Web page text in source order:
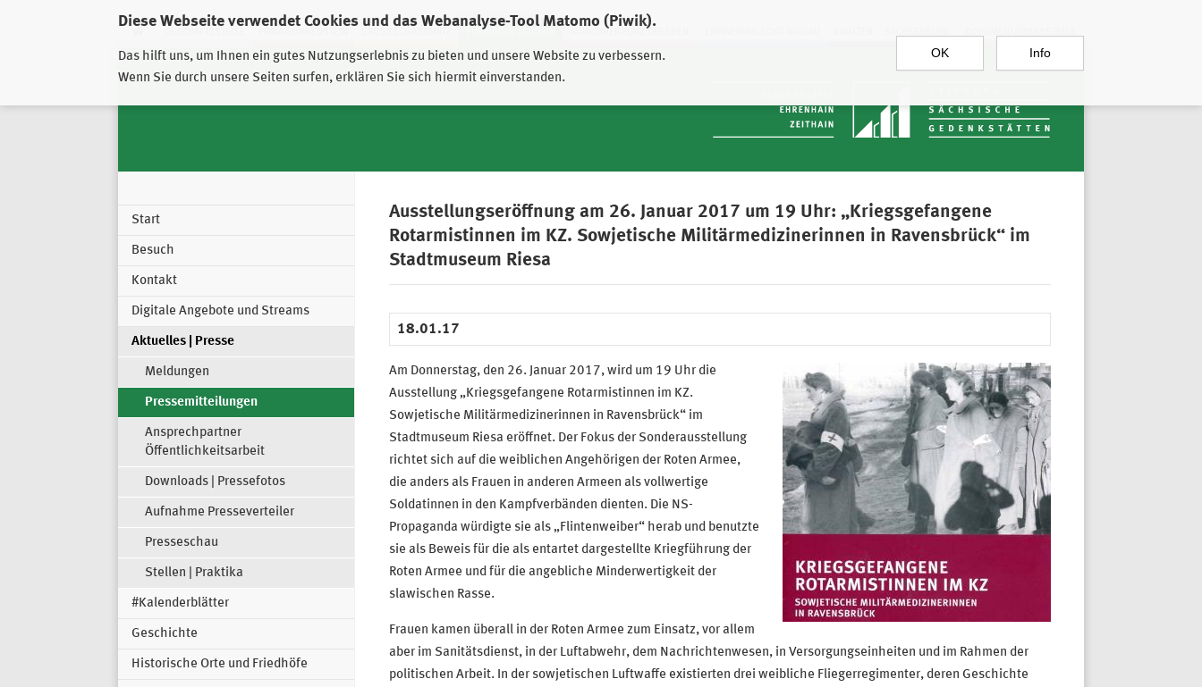
Diese Webseite verwendet Cookies und das Webanalyse-Tool Matomo (Piwik).
Das hilft uns, um Ihnen ein gutes Nutzungserlebnis zu bieten und unsere Website zu verbessern.
Wenn Sie durch unsere Seiten surfen, erklären Sie sich hiermit einverstanden.
OK Info
EHRENHAIN ZEITHAIN MÜNCHNER PLATZ DRESDEN
Start
Besuch
Kontakt
Digitale Angebote und Streams
Aktuelles | Presse
Meldungen
Pressemitteilungen
Ansprechpartner
Öffentlichkeitsarbeit
Downloads | Pressefotos
Aufnahme Presseverteiler
Presseschau
Stellen | Praktika
#Kalenderblätter
Geschichte
Historische Orte und Friedhöfe
Ausstellungseröffnung am 26. Januar 2017 um 19 Uhr: „Kriegsgefangene
Rotarmistinnen im KZ. Sowjetische Militärmedizinerinnen in Ravensbrück“ im
Stadtmuseum Riesa
18.01.17
Am Donnerstag, den 26. Januar 2017, wird um 19 Uhr die
Ausstellung „Kriegsgefangene Rotarmistinnen im KZ.
Sowjetische Militärmedizinerinnen in Ravensbrück“ im
Stadtmuseum Riesa eröffnet. Der Fokus der Sonderausstellung
richtet sich auf die weiblichen Angehörigen der Roten Armee,
die anders als Frauen in anderen Armeen als vollwertige
Soldatinnen in den Kampfverbänden dienten. Die NS-
Propaganda würdigte sie als „Flintenweiber“ herab und benutzte
sie als Beweis für die als entartet dargestellte Kriegführung der
Roten Armee und für die angebliche Minderwertigkeit der
slawischen Rasse.
Frauen kamen überall in der Roten Armee zum Einsatz, vor allem
aber im Sanitätsdienst, in der Luftabwehr, dem Nachrichtenwesen, in Versorgungseinheiten und im Rahmen der
politischen Arbeit. In der sowjetischen Luftwaffe existierten drei weibliche Fliegerregimenter, deren Geschichte